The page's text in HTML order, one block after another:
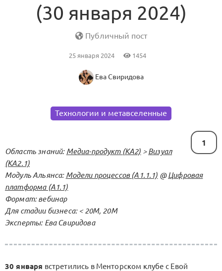
(30 января 2024)
Публичный пост
25 января 2024 1454
Ева Свиридова
Технологии и метавселенные
1
Область знаний: Медиа-продукт (KA2) >Визуал
(KA2.1)
Модуль Альянса: Модели процессов (А1.1.1) @Цифровая
платформа (А1.1)
Формат: вебинар
Для стадии бизнеса: < 20М, 20М
Эксперты: Ева Свиридова
30 января встретились в Менторском клубе с Евой